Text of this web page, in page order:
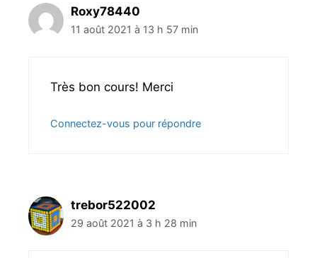
d
e
s
Roxy78440
11 août 2021 à 13 h 57 min
Très bon cours! Merci
Connectez-vous pour répondre
trebor522002
29 août 2021 à 3 h 28 min